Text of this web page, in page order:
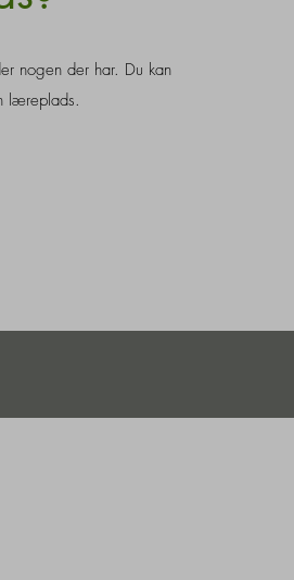
nogen der har. Du kan
læreplads.